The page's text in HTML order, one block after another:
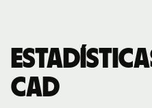
CAD